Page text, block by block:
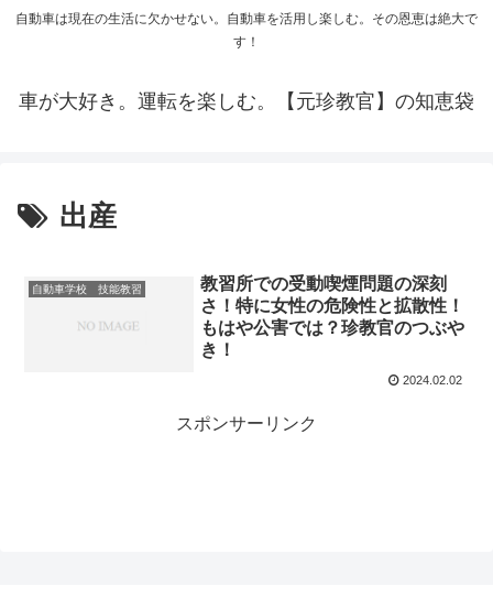
自動車は現在の生活に欠かせない。自動車を活用し楽しむ。その恩恵は絶大で
す！
車が大好き。運転を楽しむ。【元珍教官】の知恵袋
出産
自動車学校 技能教習
教習所での受動喫煙問題の深刻
さ！特に女性の危険性と拡散性！
もはや公害では？珍教官のつぶや
き！
2024.02.02
スポンサーリンク